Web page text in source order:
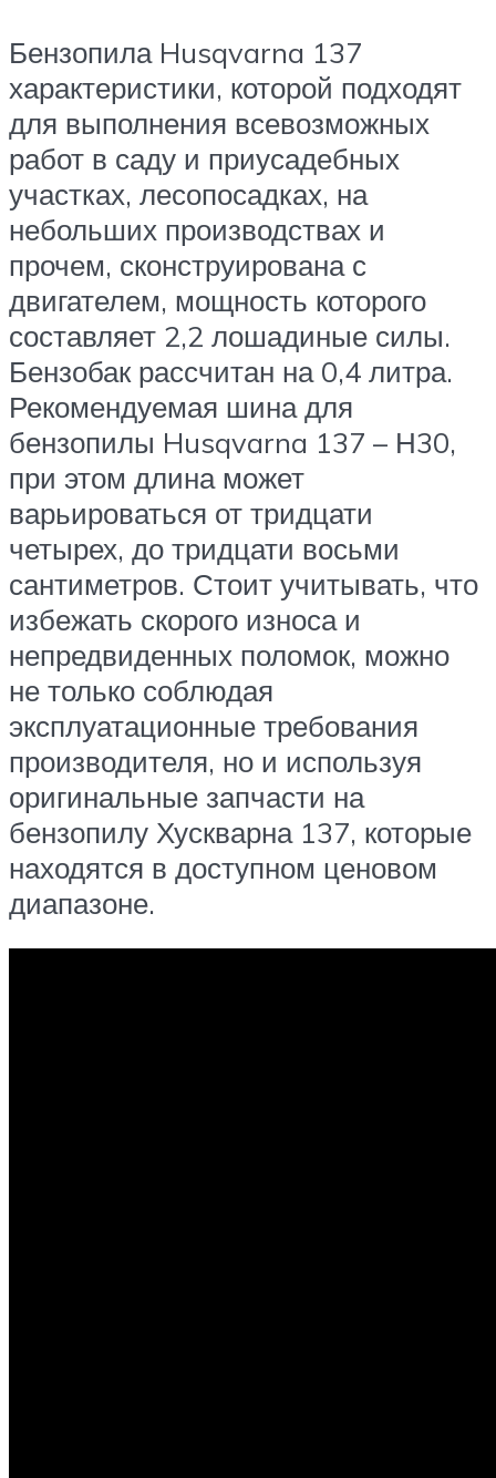
Бензопила Husqvarna 137
характеристики, которой подходят
для выполнения всевозможных
работ в саду и приусадебных
участках, лесопосадках, на
небольших производствах и
прочем, сконструирована с
двигателем, мощность которого
составляет 2,2 лошадиные силы.
Бензобак рассчитан на 0,4 литра.
Рекомендуемая шина для
бензопилы Husqvarna 137 – Н30,
при этом длина может
варьироваться от тридцати
четырех, до тридцати восьми
сантиметров. Стоит учитывать, что
избежать скорого износа и
непредвиденных поломок, можно
не только соблюдая
эксплуатационные требования
производителя, но и используя
оригинальные запчасти на
бензопилу Хускварна 137, которые
находятся в доступном ценовом
диапазоне.